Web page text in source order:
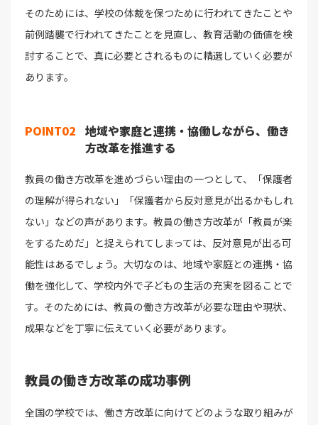
そのためには、学校の体裁を保つために行われてきたことや
前例踏襲で行われてきたことを見直し、教育活動の価値を検
討することで、真に必要とされるものに精選していく必要が
あります。
POINT02 地域や家庭と連携・協働しながら、働き
方改革を推進する
教員の働き方改革を進めづらい理由の一つとして、「保護者
の理解が得られない」「保護者から反対意見が出るかもしれ
ない」などの声があります。教員の働き方改革が「教員が楽
をするためだ」と捉えられてしまっては、反対意見が出る可
能性はあるでしょう。大切なのは、地域や家庭との連携・協
働を強化して、学校内外で子どもの生活の充実を図ることで
す。そのためには、教員の働き方改革が必要な理由や現状、
成果などを丁寧に伝えていく必要があります。
教員の働き方改革の成功事例
全国の学校では、働き方改革に向けてどのような取り組みが